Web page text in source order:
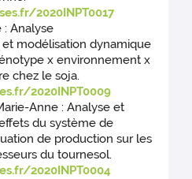
2020INPT0017
: Analyse
modélisation dynamique
x environnement x
chez le soja.
2020INPT0009
Anne : Analyse et
du système de
de production sur les
du tournesol.
2020INPT0004